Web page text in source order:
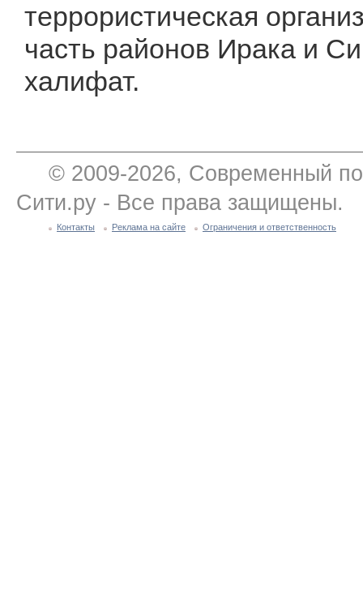
террористическая
часть районов Ирака и
халифат.
© 2009-2026, Современный
Сити.ру - Все права защищены.
Контакты Реклама на сайте Ограничения и ответственность